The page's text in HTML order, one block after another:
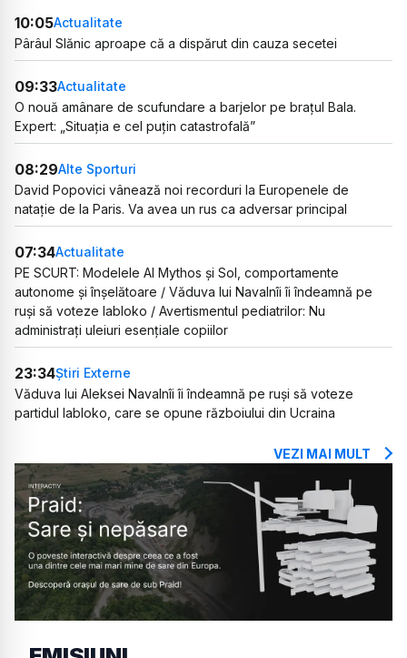
10:05Actualitate
Pârâul Slănic aproape că a dispărut din cauza secetei
09:33Actualitate
O nouă amânare de scufundare a barjelor pe brațul Bala.
Expert: „Situația e cel puțin catastrofală”
08:29Alte Sporturi
David Popovici vânează noi recorduri la Europenele de
natație de la Paris. Va avea un rus ca adversar principal
07:34Actualitate
PE SCURT: Modelele AI Mythos și Sol, comportamente
autonome și înșelătoare / Văduva lui Navalnîi îi îndeamnă pe
ruși să voteze Iabloko / Avertismentul pediatrilor: Nu
administrați uleiuri esențiale copiilor
23:34Știri Externe
Văduva lui Aleksei Navalnîi îi îndeamnă pe ruși să voteze
partidul Iabloko, care se opune războiului din Ucraina
VEZI MAI MULT